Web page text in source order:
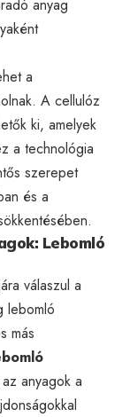
anyag
a
A cellulóz
ki, amelyek
a technológia
szerepet
és a
Lebomló
válaszul a
lebomló
más
anyagok a